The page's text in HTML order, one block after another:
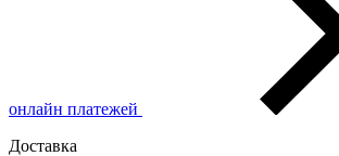
онлайн платежей
Доставка